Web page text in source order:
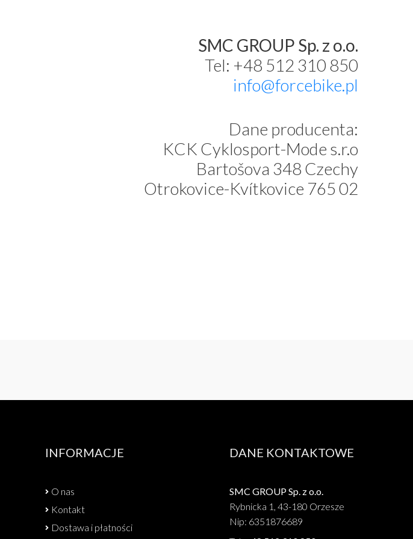
SMC GROUP Sp. z o.o.
Tel: +48 512 310 850
info@forcebike.pl
Dane producenta:
KCK Cyklosport-Mode s.r.o
Bartošova 348 Czechy
Otrokovice-Kvítkovice 765 02
INFORMACJE
O nas
Kontakt
Dostawa i płatności
DANE KONTAKTOWE
SMC GROUP Sp. z o.o.
Rybnicka 1, 43-180 Orzesze
Nip: 6351876689